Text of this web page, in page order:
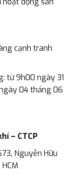
cạnh tranh
từ 9h00 ngày 31
04 tháng 06
– CTCP
Nguyễn Hữu